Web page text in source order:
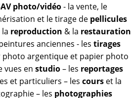
photo/vidéo- la vente, le
et le tirage de pellicules
la reproduction & la restauration
anciennes - les tirages
photo argentique et papier photo
vues en studio– les reportages
et particuliers – les cours et la
– les photographies